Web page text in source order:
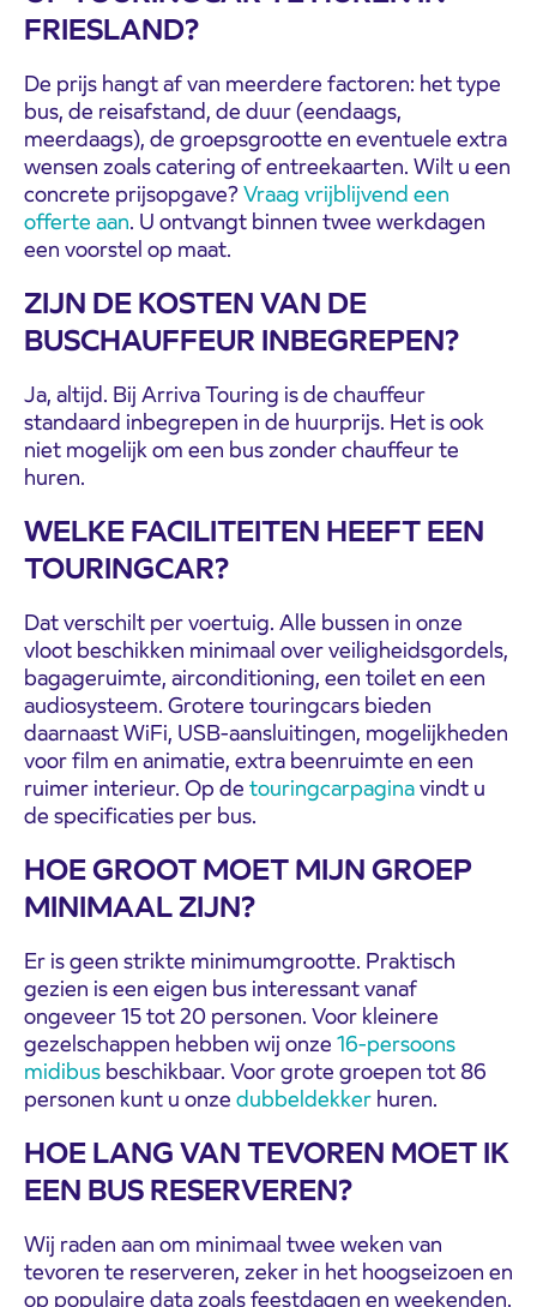
FRIESLAND?
De prijs hangt af van meerdere factoren: het type
bus, de reisafstand, de duur (eendaags,
meerdaags), de groepsgrootte en eventuele extra
wensen zoals catering of entreekaarten. Wilt u een
concrete prijsopgave?Vraag vrijblijvend een
offerte aan. U ontvangt binnen twee werkdagen
een voorstel op maat.
ZIJN DE KOSTEN VAN DE
BUSCHAUFFEUR INBEGREPEN?
Ja, altijd. Bij Arriva Touring is de chauffeur
standaard inbegrepen in de huurprijs. Het is ook
niet mogelijk om een bus zonder chauffeur te
huren.
WELKE FACILITEITEN HEEFT EEN
TOURINGCAR?
Dat verschilt per voertuig. Alle bussen in onze
vloot beschikken minimaal over veiligheidsgordels,
bagageruimte, airconditioning, een toilet en een
audiosysteem. Grotere touringcars bieden
daarnaast WiFi, USB-aansluitingen, mogelijkheden
voor film en animatie, extra beenruimte en een
ruimer interieur. Op de touringcarpaginavindt u
de specificaties per bus.
HOE GROOT MOET MIJN GROEP
MINIMAAL ZIJN?
Er is geen strikte minimumgrootte. Praktisch
gezien is een eigen bus interessant vanaf
ongeveer 15 tot 20 personen. Voor kleinere
gezelschappen hebben wij onze 16-persoons
midibus beschikbaar. Voor grote groepen tot 86
personen kunt u onze dubbeldekker huren.
HOE LANG VAN TEVOREN MOET IK
EEN BUS RESERVEREN?
Wij raden aan om minimaal twee weken van
tevoren te reserveren, zeker in het hoogseizoen en
op populaire data zoals feestdagen en weekenden.